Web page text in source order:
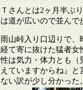
Ｔさんとは2ヶ月半ぶ
は道が広いので並んで
雨山峠入り口辺りで、
経て寄に抜けた猛者女
性は気力・体力とも（
えていますからね』と
ない訳が少し分かった